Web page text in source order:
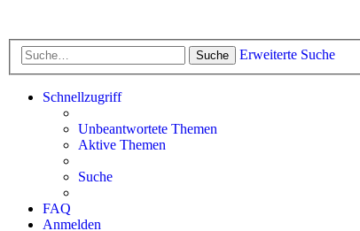
Suche Erweiterte Suche
Schnellzugriff
Unbeantwortete Themen
Aktive Themen
Suche
FAQ
Anmelden